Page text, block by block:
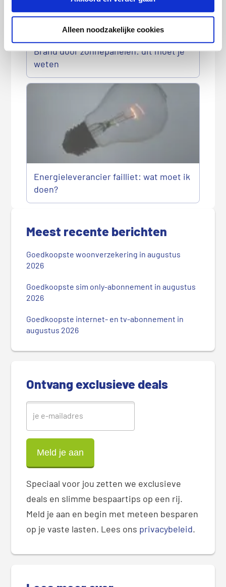
Alleen noodzakelijke cookies
Brand door zonnepanelen: dit moet je
weten
Energieleverancier failliet: wat moet ik
doen?
e
Meest recente berichten
Goedkoopste woonverzekering in augustus
2026
Goedkoopste sim only-abonnement in augustus
2026
Goedkoopste internet- en tv-abonnement in
augustus 2026
Ontvang exclusieve deals
Speciaal voor jou zetten we exclusieve
deals en slimme bespaartips op een rij.
Meld je aan en begin met meteen besparen
op je vaste lasten. Lees ons privacybeleid.